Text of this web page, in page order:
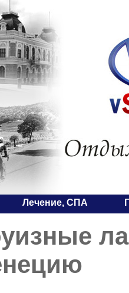
Лечение, СПА